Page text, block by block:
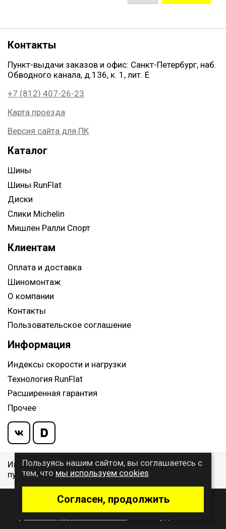
Контакты
Пункт-выдачи заказов и офис: Санкт-Петербург, наб.
Обводного канала, д.136, к. 1, лит. Е
+7 (812) 407-26-23
Карта проезда
Версия сайта для ПК
Каталог
Шины
Шины RunFlat
Диски
Слики Michelin
Мишлен Ралли Спорт
Клиентам
Оплата и доставка
Шиномонтаж
О компании
Контакты
Пользовательское соглашение
Информация
Индексы скорости и нагрузки
Технология RunFlat
Расширенная гарантия
Прочее
Информация указанная на сайте, не является
публичной офертой, определяемой ст. 437 ГК РФ
© 2009 - 2026 Buywheel.ru
Пользуясь нашим сайтом, вы соглашаетесь с
тем, что мы используем cookies
Согласен, продолжить